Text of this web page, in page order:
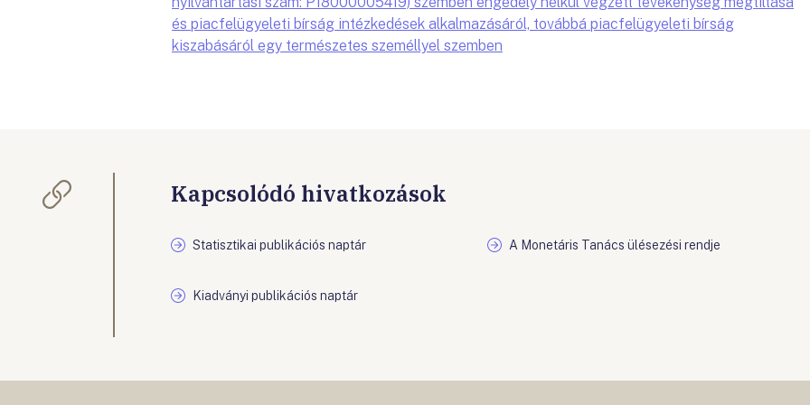
és piacfelügyeleti bírság intézkedések alkalmazásáról, továbbá piacfelügyeleti bírság
kiszabásáról egy természetes személlyel szemben
Kapcsolódó hivatkozások
Statisztikai publikációs naptár A Monetáris Tanács ülésezési rendje
Kiadványi publikációs naptár